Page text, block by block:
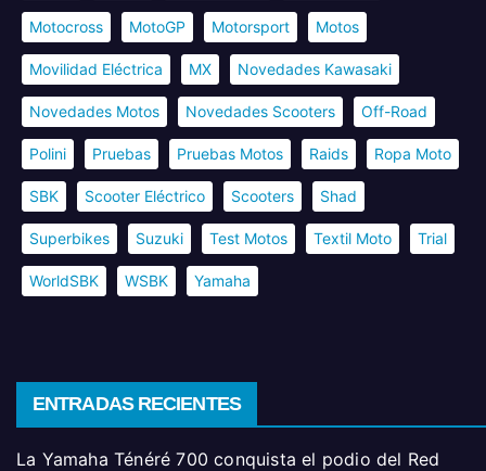
Motocross MotoGP Motorsport Motos
Movilidad Eléctrica MX Novedades Kawasaki
Novedades Motos Novedades Scooters Off-Road
Polini Pruebas Pruebas Motos Raids Ropa Moto
SBK Scooter Eléctrico Scooters Shad
Superbikes Suzuki Test Motos Textil Moto Trial
WorldSBK WSBK Yamaha
ENTRADAS RECIENTES
La Yamaha Ténéré 700 conquista el podio del Red